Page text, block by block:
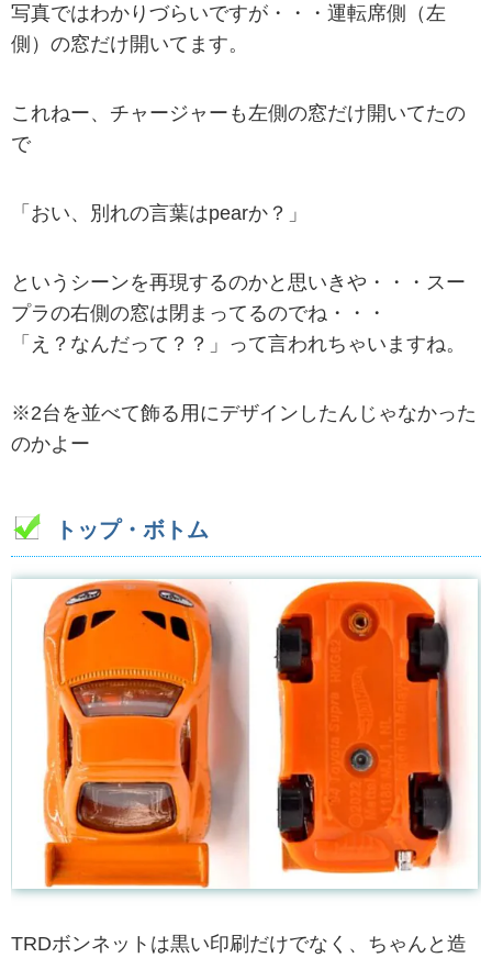
写真ではわかりづらいですが・・・運転席側（左
側）の窓だけ開いてます。
これねー、チャージャーも左側の窓だけ開いてたの
で
「おい、別れの言葉はpearか？」
というシーンを再現するのかと思いきや・・・スー
プラの右側の窓は閉まってるのでね・・・
「え？なんだって？？」って言われちゃいますね。
※2台を並べて飾る用にデザインしたんじゃなかった
のかよー
トップ・ボトム
TRDボンネットは黒い印刷だけでなく、ちゃんと造